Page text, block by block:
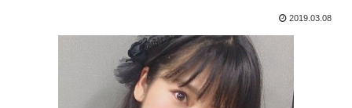
2019.03.08